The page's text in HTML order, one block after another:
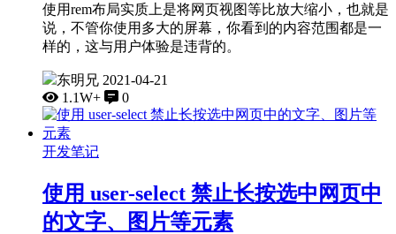
使用rem布局实质上是将网页视图等比放大缩小，也就是
说，不管你使用多大的屏幕，你看到的内容范围都是一
样的，这与用户体验是违背的。
东明兄 2021-04-21
1.1W+
0
开发笔记
使用 user-select 禁止长按选中网页中
的文字、图片等元素